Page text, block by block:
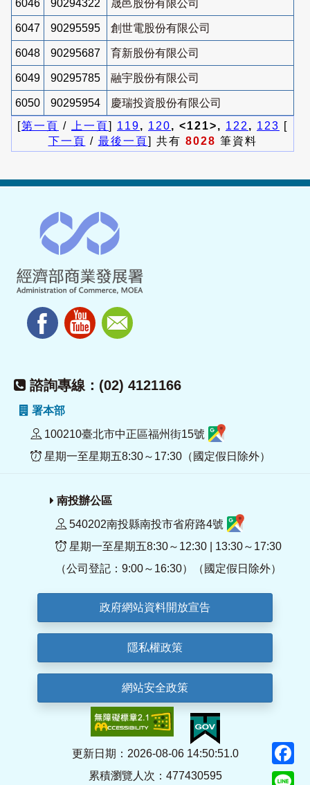
6046 90294322 晟邑股份有限公司
6047 90295595 創世電股份有限公司
6048 90295687 育新股份有限公司
6049 90295785 融宇股份有限公司
6050 90295954
慶瑞投資股份有限公司
[第一頁 / 上一頁] 119, 120, <121>, 122 , 123 [
下一頁 / 最後一頁] 共有 8028 筆資料
諮詢專線：(02) 4121166
署本部
100210臺北市中正區福州街15號
星期一至星期五8:30～17:30（國定假日除外）
南投辦公區
540202南投縣南投市省府路4號
星期一至星期五8:30～12:30 | 13:30～17:30
（公司登記：9:00～16:30）（國定假日除外）
政府網站資料開放宣告
隱私權政策
網站安全政策
更新日期：2026-08-06 14:50:51.0
累積瀏覽人次：477430595